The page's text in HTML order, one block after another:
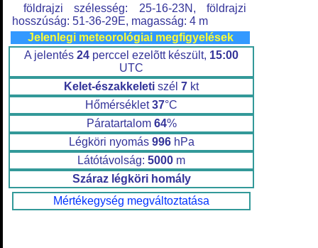
földrajzi szélesség: 25-16-23N, földrajzi
hosszúság: 51-36-29E, magasság: 4 m
Jelenlegi meteorológiai megfigyelések
A jelentés 24 perccel ezelõtt készült, 15:00
UTC
Kelet-északkeleti szél 7 kt
Hőmérséklet37°C
Páratartalom 64%
Légköri nyomás 996hPa
Látótávolság: 5000 m
Száraz légköri homály
Mértékegység megváltoztatása